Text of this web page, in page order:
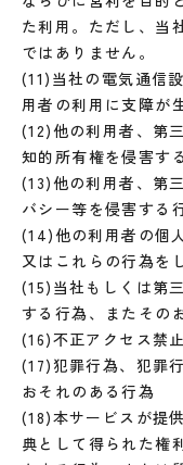
た利用。ただし、当
ではありません。
(11)当社の電気通信
用者の利用に支障が
(12)他の利用者、第
知的所有権を侵害す
(13)他の利用者、第
バシー等を侵害する
(14)他の利用者の個
又はこれらの行為を
(15)当社もしくは第
する行為、またその
(16)不正アクセス禁
(17)犯罪行為、犯罪
おそれのある行為
(18)本サービスが提
典として得られた権